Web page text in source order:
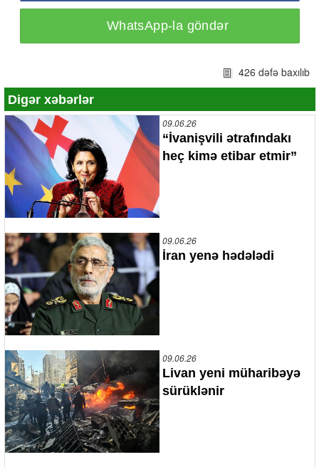
WhatsApp-la göndər
426 dəfə baxılıb
Digər xəbərlər
09.06.26
“İvanişvili ətrafındakı
heç kimə etibar etmir”
09.06.26
İran yenə hədələdi
09.06.26
Livan yeni müharibəyə
sürüklənir